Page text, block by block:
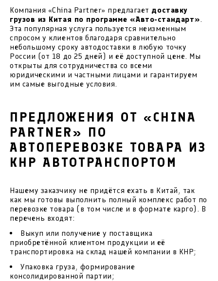
Компания «China Partner» предлагает доставку
грузов из Китая по программе «Авто-стандарт».
Эта популярная услуга пользуется неизменным
спросом у клиентов благодаря сравнительно
небольшому сроку автодоставки в любую точку
России (от 18 до 25 дней) и её доступной цене. Мы
открыты для сотрудничества со всеми
юридическими и частными лицами и гарантируем
им самые выгодные условия.
ПРЕДЛОЖЕНИЯ ОТ «CHINA
PARTNER» ПО
АВТОПЕРЕВОЗКЕ ТОВАРА ИЗ
КНР АВТОТРАНСПОРТОМ
Нашему заказчику не придётся ехать в Китай, так
как мы готовы выполнить полный комплекс работ по
перевозке товара (в том числе и в формате карго). В
перечень входят:
Выкуп или получение у поставщика
приобретённой клиентом продукции и её
транспортировка на склад нашей компании в КНР;
Упаковка груза, формирование
консолидированной партии;